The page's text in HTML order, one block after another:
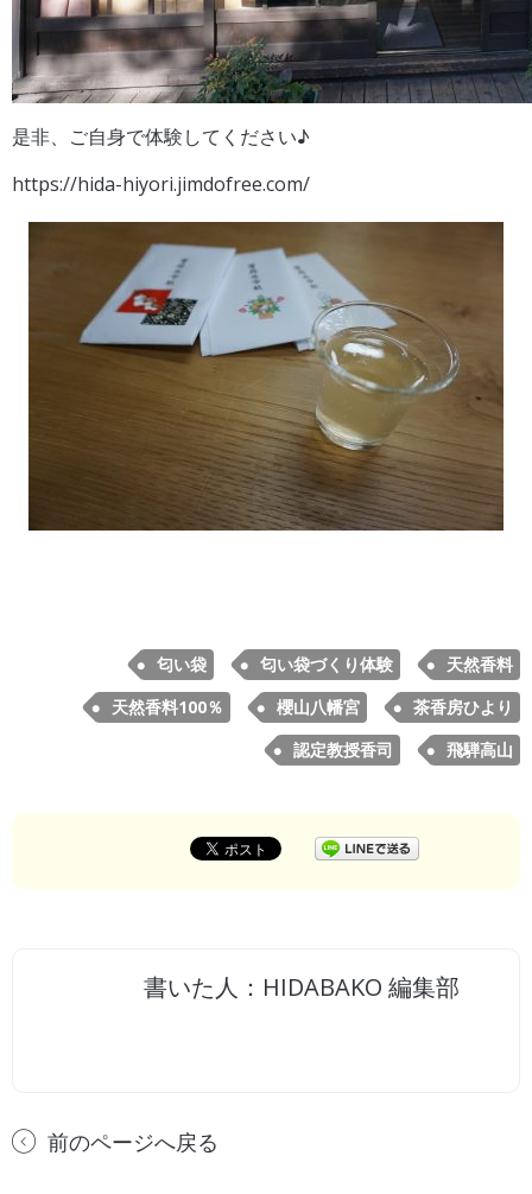
是非、ご自身で体験してください♪
https://hida-hiyori.jimdofree.com/
匂い袋 匂い袋づくり体験
天然香料
天然香料100％
櫻山八幡宮
茶香房ひより
認定教授香司
飛騨高山
書いた人：HIDABAKO 編集部
前のページへ戻る